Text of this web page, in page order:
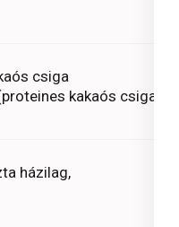
csiga
kakaós csiga)
házilag,